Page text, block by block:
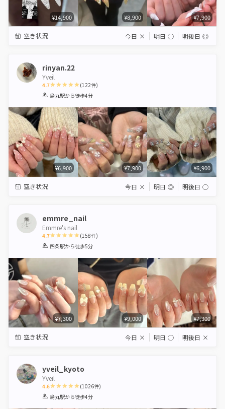
¥14,900 ¥8,900 ¥7,900
空き状況 今日 × 明日 ◯ 明後日 ◎
rinyan.22
Yveil
4.7
1 2 3 4 5
(122件)
烏丸駅から徒歩4分
¥6,900 ¥7,900 ¥6,900
空き状況 今日 × 明日 ◎ 明後日 ◯
emmre_nail
Emmre's nail
4.7
1 2 3 4 5
(158件)
四条駅から徒歩5分
¥7,300 ¥9,000 ¥7,300
空き状況 今日 × 明日 ◯ 明後日 ×
yveil_kyoto
Yveil
4.6
1 2 3 4 5
(1026件)
烏丸駅から徒歩4分